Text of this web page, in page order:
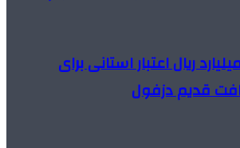
۱۵۰۰ میلیارد ریال اعتبار استانی برای
قدیم دزفول